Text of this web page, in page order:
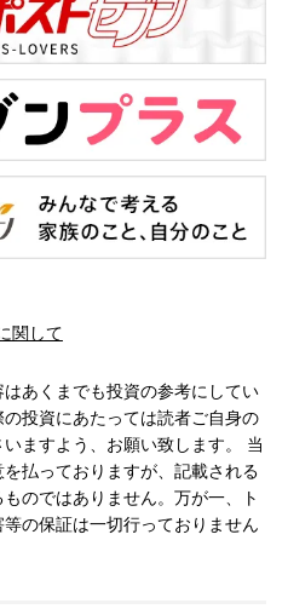
関して
あくまでも投資の参考にしてい
投資にあたっては読者ご自身の
ますよう、お願い致します。 当
払っておりますが、記載される
のではありません。万が一、ト
の保証は一切行っておりません